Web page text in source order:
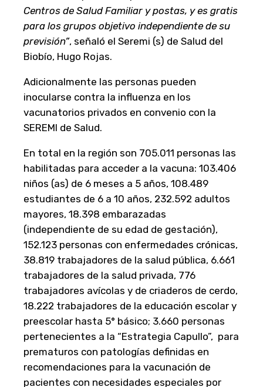
Centros de Salud Familiar y postas, y es gratis
para los grupos objetivo independiente de su
previsión”, señaló el Seremi (s) de Salud del
Biobío, Hugo Rojas.
Adicionalmente las personas pueden
inocularse contra la influenza en los
vacunatorios privados en convenio con la
SEREMI de Salud.
En total en la región son 705.011 personas las
habilitadas para acceder a la vacuna: 103.406
niños (as) de 6 meses a 5 años, 108.489
estudiantes de 6 a 10 años, 232.592 adultos
mayores, 18.398 embarazadas
(independiente de su edad de gestación),
152.123 personas con enfermedades crónicas,
38.819 trabajadores de la salud pública, 6.661
trabajadores de la salud privada, 776
trabajadores avícolas y de criaderos de cerdo,
18.222 trabajadores de la educación escolar y
preescolar hasta 5° básico; 3.660 personas
pertenecientes a la “Estrategia Capullo”, para
prematuros con patologías definidas en
recomendaciones para la vacunación de
pacientes con necesidades especiales por